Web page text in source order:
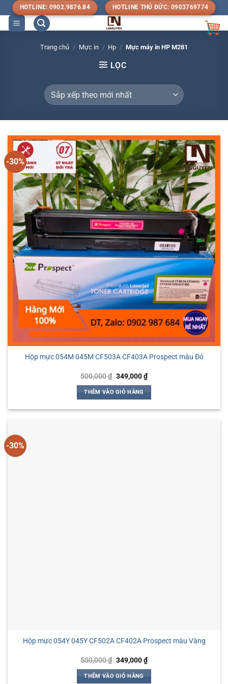
qua
nội
HOTLINE: 0902.9876.84 HOTLINE THỦ ĐỨC: 0903769774
Trang chủ / Mực in / Hp / Mực máy in HP M281
LỌC
-30%
Hộp mực 054M 045M CF503A CF403A Prospect màu Đỏ
500,000₫ Giá
là:
500,000 ₫.
349,000₫Giá
hiện
349,000 ₫.
THÊM VÀO GIỎ HÀNG
-30%
Hộp mực 054Y 045Y CF502A CF402A Prospect màu Vàng
500,000₫ Giá
là:
500,000 ₫.
349,000₫Giá
hiện
THÊM VÀO GIỎ HÀNG